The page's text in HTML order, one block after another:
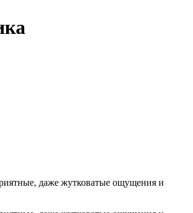
даже жутковатые ощущения и